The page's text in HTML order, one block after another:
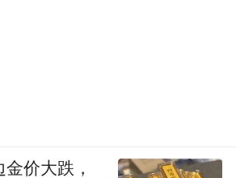
价大跌，